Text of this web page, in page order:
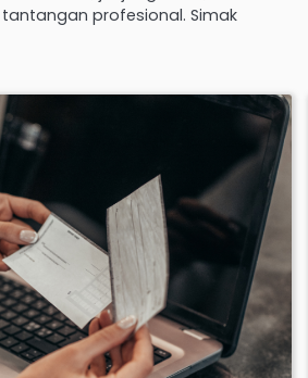
profesional. Simak